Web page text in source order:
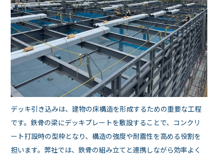
デッキ引き込みは、建物の床構造を形成するための重要な工程
です。鉄骨の梁にデッキプレートを敷設することで、コンクリ
ート打設時の型枠となり、構造の強度や耐震性を高める役割を
担います。弊社では、鉄骨の組み立てと連携しながら効率よく